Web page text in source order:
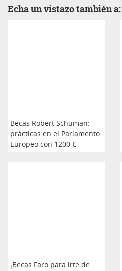
Echa un vistazo también a:
Becas Robert Schuman:
prácticas en el Parlamento
Europeo con 1200 €
¡Becas Faro para irte de